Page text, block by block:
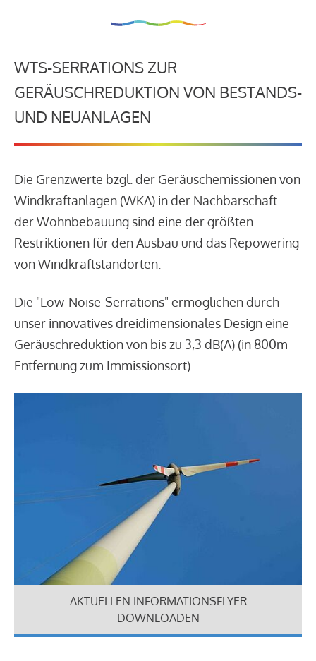
WTS-SERRATIONS ZUR
GERÄUSCHREDUKTION VON BESTANDS-
UND NEUANLAGEN
Die Grenzwerte bzgl. der Geräuschemissionen von
Windkraftanlagen (WKA) in der Nachbarschaft
der Wohnbebauung sind eine der größten
Restriktionen für den Ausbau und das Repowering
von Windkraftstandorten.
Die "Low-Noise-Serrations" ermöglichen durch
unser innovatives dreidimensionales Design eine
Geräuschreduktion von bis zu 3,3 dB(A) (in 800m
Entfernung zum Immissionsort).
AKTUELLEN INFORMATIONSFLYER
DOWNLOADEN